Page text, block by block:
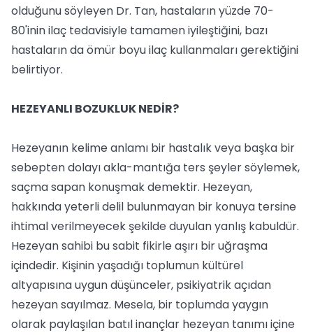
olduğunu söyleyen Dr. Tan, hastaların yüzde 70-
80'inin ilaç tedavisiyle tamamen iyileştiğini, bazı
hastaların da ömür boyu ilaç kullanmaları gerektiğini
belirtiyor.
HEZEYANLI BOZUKLUK NEDİR?
Hezeyanın kelime anlamı bir hastalık veya başka bir
sebepten dolayı akla-mantığa ters şeyler söylemek,
saçma sapan konuşmak demektir. Hezeyan,
hakkında yeterli delil bulunmayan bir konuya tersine
ihtimal verilmeyecek şekilde duyulan yanlış kabuldür.
Hezeyan sahibi bu sabit fikirle aşırı bir uğraşma
içindedir. Kişinin yaşadığı toplumun kültürel
altyapısına uygun düşünceler, psikiyatrik açıdan
hezeyan sayılmaz. Mesela, bir toplumda yaygın
olarak paylaşılan batıl inançlar hezeyan tanımı içine